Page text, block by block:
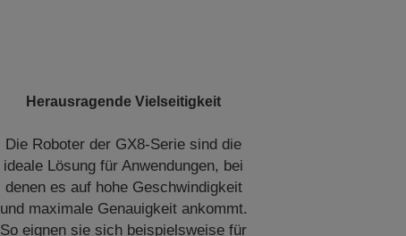
Herausragende Vielseitigkeit
Die Roboter der GX8-Serie sind die
ideale Lösung für Anwendungen, bei
denen es auf hohe Geschwindigkeit
und maximale Genauigkeit ankommt.
So eignen sie sich beispielsweise für